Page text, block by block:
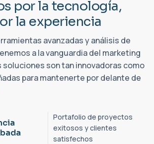
s porla tecnología,
or la experiencia
avanzadas y análisis de
a la vanguardia del marketing
son tan innovadoras como
para mantenerte por delante de
Portafolio de proyectos
exitosos y clientes
satisfechos